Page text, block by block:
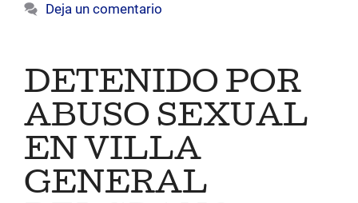
Deja un comentario
DETENIDO POR
ABUSO SEXUAL
EN VILLA
GENERAL